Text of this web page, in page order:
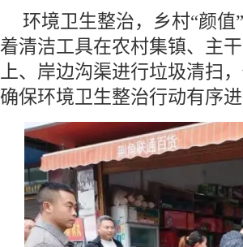
环境卫生整治，乡村“颜
着清洁工具在农村集镇、主
上、岸边沟渠进行垃圾清扫
确保环境卫生整治行动有序进